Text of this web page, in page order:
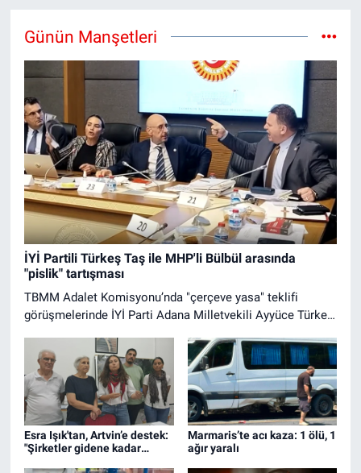
Günün Manşetleri
İYİ Partili Türkeş Taş ile MHP'li Bülbül arasında
"pislik" tartışması
TBMM Adalet Komisyonu’nda "çerçeve yasa" teklifi
görüşmelerinde İYİ Parti Adana Milletvekili Ayyüce Türkeş
"pislik" olarak nitelendirerek "1997’de Türkeş’in yaptığı
siyaset bitmiştir. Yeni gelen liderine saygımız vardır ama
kendi yaptıkları pislikleri de Türkeş’i kendine çamaşır suyu
yaparak aklayamaz" sözleri üzerine MHP Sakarya
Milletvekili Muhammed Levent Bülbül, "Sen ağzını topla,
pislik sensin" diye tepki gösterdi.
Esra Işık'tan, Artvin’e destek:
"Şirketler gidene kadar
Marmaris’te acı kaza: 1 ölü, 1
ağır yaralı